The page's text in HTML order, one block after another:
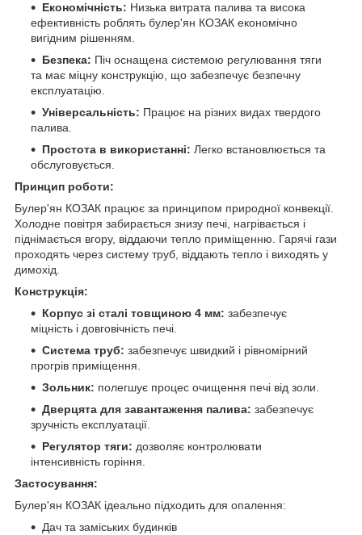
Економічність: Низька витрата палива та висока
ефективність роблять булер'ян КОЗАК економічно
вигідним рішенням.
Безпека: Піч оснащена системою регулювання тяги
та має міцну конструкцію, що забезпечує безпечну
експлуатацію.
Універсальність: Працює на різних видах твердого
палива.
Простота в використанні: Легко встановлюється та
обслуговується.
Принцип роботи:
Булер'ян КОЗАК працює за принципом природної конвекції.
Холодне повітря забирається знизу печі, нагрівається і
піднімається вгору, віддаючи тепло приміщенню. Гарячі гази
проходять через систему труб, віддають тепло і виходять у
димохід.
Конструкція:
Корпус зі сталі товщиною 4 мм: забезпечує
міцність і довговічність печі.
Система труб: забезпечує швидкий і рівномірний
прогрів приміщення.
Зольник: полегшує процес очищення печі від золи.
Дверцята для завантаження палива: забезпечує
зручність експлуатації.
Регулятор тяги: дозволяє контролювати
інтенсивність горіння.
Застосування:
Булер'ян КОЗАК ідеально підходить для опалення:
Дач та заміських будинків